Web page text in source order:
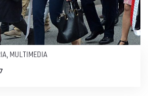
, MULTIMEDIA